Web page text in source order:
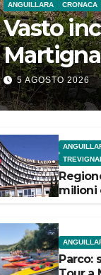
ANGUILLARA CRONACA
Vasto
5 AGOSTO 2026
milioni
Parco: